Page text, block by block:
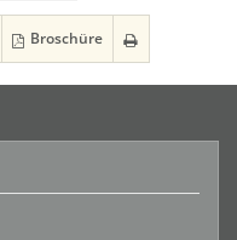
Broschüre